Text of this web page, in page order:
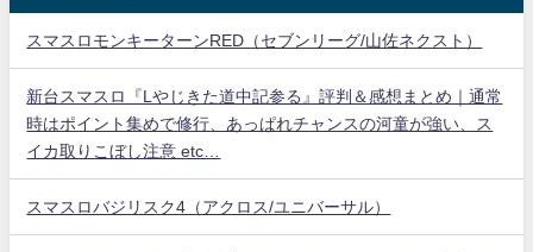
スマスロモンキーターンRED（セブンリーグ/山佐ネクスト）
新台スマスロ『Lやじきた道中記参る』評判＆感想まとめ｜通常
時はポイント集めで修行、あっぱれチャンスの河童が強い、ス
イカ取りこぼし注意 etc…
スマスロバジリスク4（アクロス/ユニバーサル）